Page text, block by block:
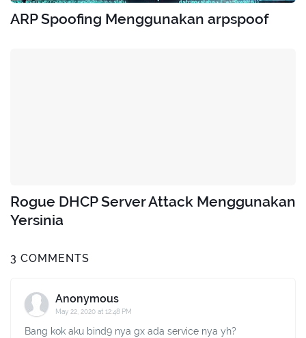
ARP Spoofing Menggunakan arpspoof
Rogue DHCP Server Attack Menggunakan
Yersinia
3 COMMENTS
Anonymous
May 22, 2020 at 12:48 PM
Bang kok aku bind9 nya gx ada service nya yh?